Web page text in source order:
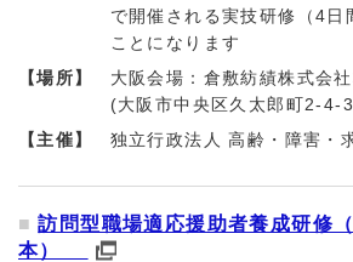
で開催される実技研修（4日
ことになります
【場所】
大阪会場：倉敷紡績株式会
(大阪市中央区久太郎町2-4-
【主催】
独立行政法人 高齢・障害・
訪問型職場適応援助者養成研修
本）